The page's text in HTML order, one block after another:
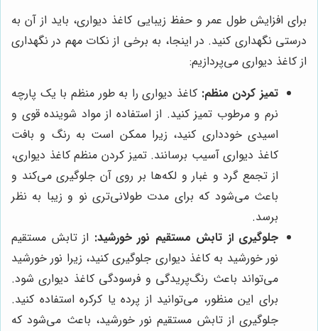
برای افزایش طول عمر و حفظ زیبایی کاغذ دیواری، باید از آن به
درستی نگهداری کنید. در اینجا، به برخی از نکات مهم در نگهداری
از کاغذ دیواری می‌پردازیم:
تمیز کردن منظم: کاغذ دیواری را به طور منظم با یک پارچه
نرم و مرطوب تمیز کنید. از استفاده از مواد شوینده قوی و
اسیدی خودداری کنید، زیرا ممکن است به رنگ و بافت
کاغذ دیواری آسیب برسانند. تمیز کردن منظم کاغذ دیواری،
از تجمع گرد و غبار و لکه‌ها بر روی آن جلوگیری می‌کند و
باعث می‌شود که برای مدت طولانی‌تری نو و زیبا به نظر
برسد.
جلوگیری از تابش مستقیم نور خورشید: از تابش مستقیم
نور خورشید به کاغذ دیواری جلوگیری کنید، زیرا نور خورشید
می‌تواند باعث رنگ‌پریدگی و فرسودگی کاغذ دیواری شود.
برای این منظور، می‌توانید از پرده یا کرکره استفاده کنید.
جلوگیری از تابش مستقیم نور خورشید، باعث می‌شود که